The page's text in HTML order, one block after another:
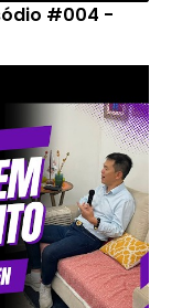
#004 -